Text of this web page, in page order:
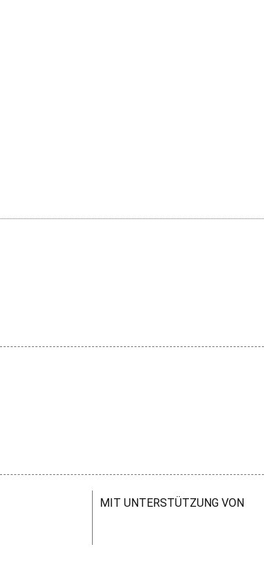
MIT UNTERSTÜTZUNG VON